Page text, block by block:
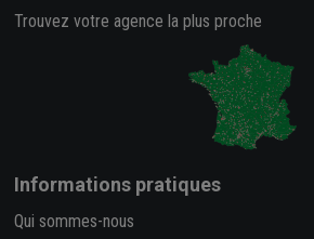
Trouvez votre agence la plus proche
Informations pratiques
Qui sommes-nous